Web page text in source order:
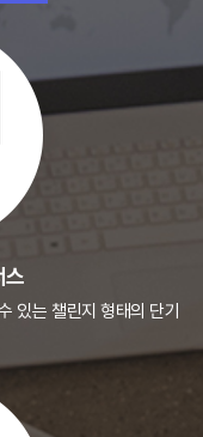
스
있는 챌린지 형태의 단기